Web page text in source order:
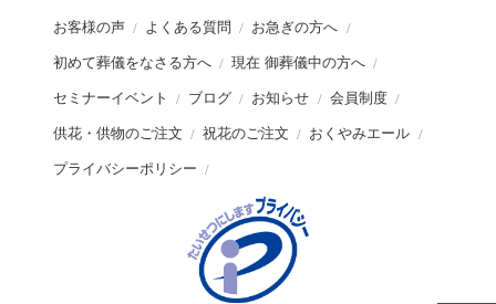
お客様の声 よくある質問 お急ぎの方へ
初めて葬儀をなさる方へ 現在 御葬儀中の方へ
セミナーイベント ブログ お知らせ 会員制度
供花・供物のご注文 祝花のご注文 おくやみエール
プライバシーポリシー